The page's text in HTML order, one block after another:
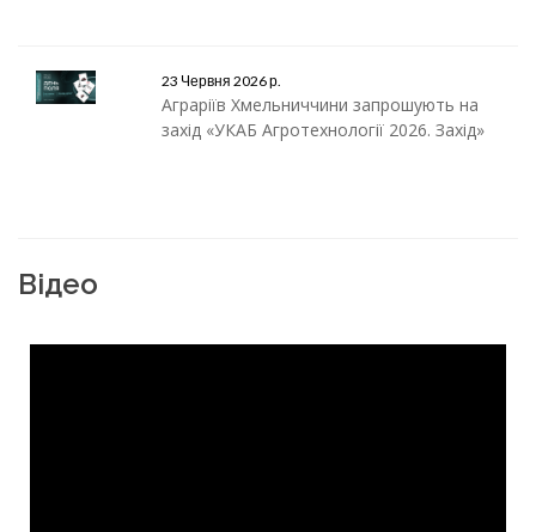
23 Червня 2026 р.
Аграріїв Хмельниччини запрошують на
захід «УКАБ Агротехнології 2026. Захід»
Відео